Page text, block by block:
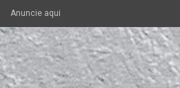
Anuncie aqui